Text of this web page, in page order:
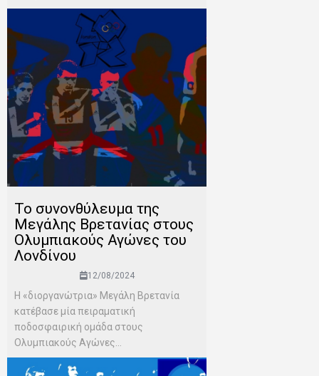
Το συνονθύλευμα της
Μεγάλης Βρετανίας στους
Ολυμπιακούς Αγώνες του
Λονδίνου
12/08/2024
Η «διοργανώτρια» Μεγάλη Βρετανία
κατέβασε μία πειραματική
ποδοσφαιρική ομάδα στους
Ολυμπιακούς Αγώνες...